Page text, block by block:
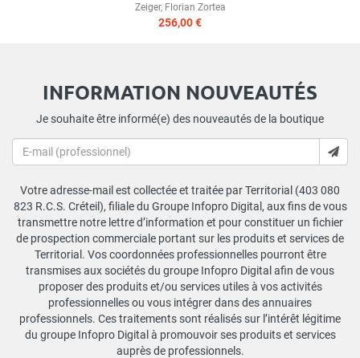
Zeiger, Florian Zortea
256,00 €
INFORMATION NOUVEAUTÉS
Je souhaite être informé(e) des nouveautés de la boutique
Votre adresse-mail est collectée et traitée par Territorial (403 080
823 R.C.S. Créteil), filiale du Groupe Infopro Digital, aux fins de vous
transmettre notre lettre d’information et pour constituer un fichier
de prospection commerciale portant sur les produits et services de
Territorial. Vos coordonnées professionnelles pourront être
transmises aux sociétés du groupe Infopro Digital afin de vous
proposer des produits et/ou services utiles à vos activités
professionnelles ou vous intégrer dans des annuaires
professionnels. Ces traitements sont réalisés sur l’intérêt légitime
du groupe Infopro Digital à promouvoir ses produits et services
auprès de professionnels.